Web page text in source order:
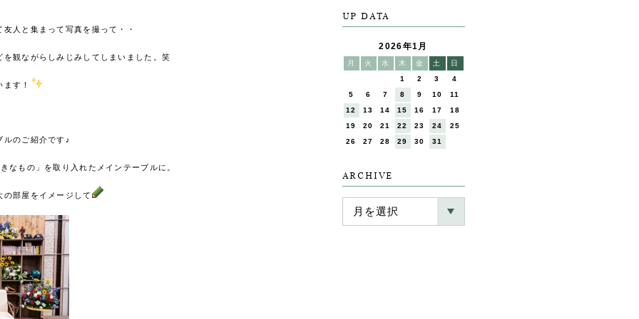
人と集まって写真を撮って・・
観ながらしみじみしてしまいました。笑
す！
ルのご紹介です♪
なもの」を取り入れたメインテーブルに。
部屋をイメージして
UP DATA
2026年1月
月 火 水 木 金 土
日
1
2 3
4
5
6 7 8 9 10
11
12
13 14 15 16 17
18
19
20 21 22 23 24
25
26
27 28 29 30 31
ARCHIVE